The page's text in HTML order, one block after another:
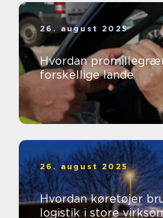
26. august 2025
Hvordan
forskellige lande
26. august 2025
Hvordan køretøjer
logistik i store